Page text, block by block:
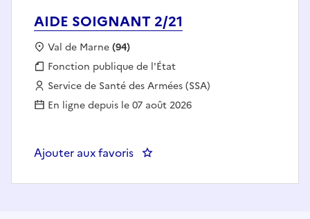
AIDE SOIGNANT 2/21
Localisation :
Val de Marne(94)
Fonction publique :
Fonction publique de l'État
Employeur :
Service de Santé des Armées (SSA)
En ligne depuis le 07 août 2026
Ajouter aux favoris : AIDE SOIGNANT 2/21